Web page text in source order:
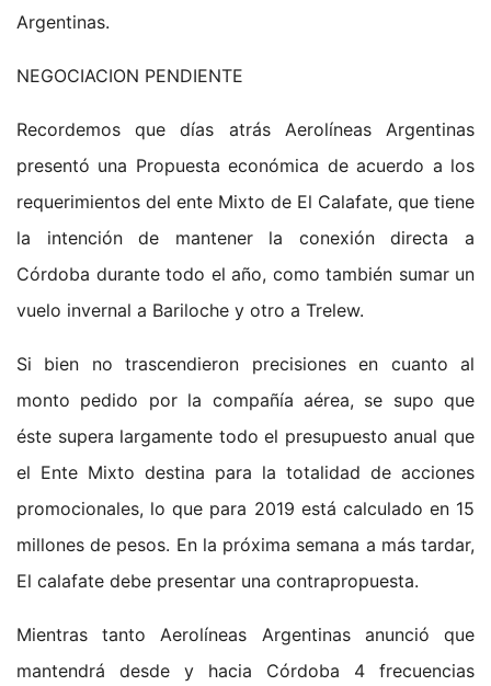
Argentinas.
NEGOCIACION PENDIENTE
Recordemos que días atrás Aerolíneas Argentinas
presentó una Propuesta económica de acuerdo a los
requerimientos del ente Mixto de El Calafate, que tiene
la intención de mantener la conexión directa a
Córdoba durante todo el año, como también sumar un
vuelo invernal a Bariloche y otro a Trelew.
Si bien no trascendieron precisiones en cuanto al
monto pedido por la compañía aérea, se supo que
éste supera largamente todo el presupuesto anual que
el Ente Mixto destina para la totalidad de acciones
promocionales, lo que para 2019 está calculado en 15
millones de pesos. En la próxima semana a más tardar,
El calafate debe presentar una contrapropuesta.
Mientras tanto Aerolíneas Argentinas anunció que
mantendrá desde y hacia Córdoba 4 frecuencias